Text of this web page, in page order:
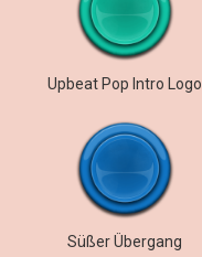
Upbeat Pop Intro Logo
Süßer Übergang